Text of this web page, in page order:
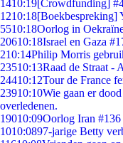
1410:19[Crowdfunding]
1210:18[Boekbespreking]
5510:18Oorlog in
20610:18Israel en Gaza
210:14Philip Morris
23510:13Raad de Straat -
24410:12Tour de France
23910:10Wie gaan er
overledenen.
19010:09Oorlog Iran
1010:0897-jarige Betty